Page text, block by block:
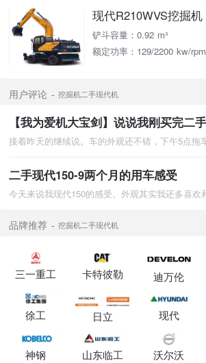
现代R210WVS挖掘机
铲斗容量：0.92 m³
额定功率：129/2200 kw/rpm
用户评论 挖掘机二手现代机
二手现代150-9两个月的用车感受
品牌推荐 挖掘机二手现代机
三一重工 卡特彼勒 迪万伦
徐工 日立 现代
神钢 山东临工 沃尔沃